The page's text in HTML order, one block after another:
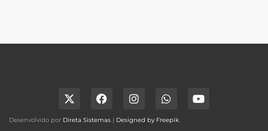
Desenvolvido por Direta Sistemas | Designed by Freepik.